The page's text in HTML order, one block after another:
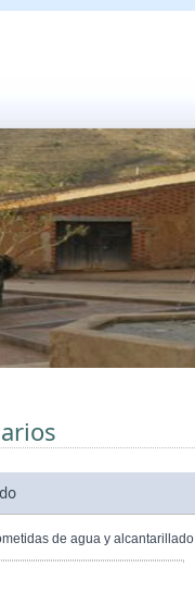
de agua y alcantarillado